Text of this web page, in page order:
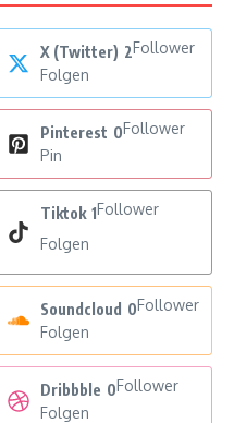
X (Twitter) 2Follower
Folgen
Pinterest 0Follower
Pin
Tiktok 1Follower
Folgen
Soundcloud 0Follower
Folgen
Dribbble 0Follower
Folgen